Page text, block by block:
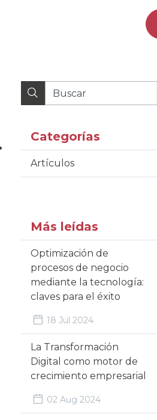
Categorías
Artículos
Más leídas
Optimización de
procesos de negocio
mediante la tecnología:
claves para el éxito
18 Jul 2024
La Transformación
Digital como motor de
crecimiento empresarial
02 Aug 2024